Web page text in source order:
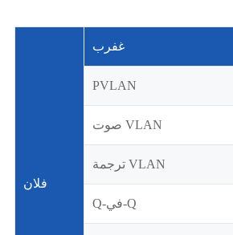
فلان
غفرب
PVLAN
صوت VLAN
ترجمة VLAN
Q-في-Q